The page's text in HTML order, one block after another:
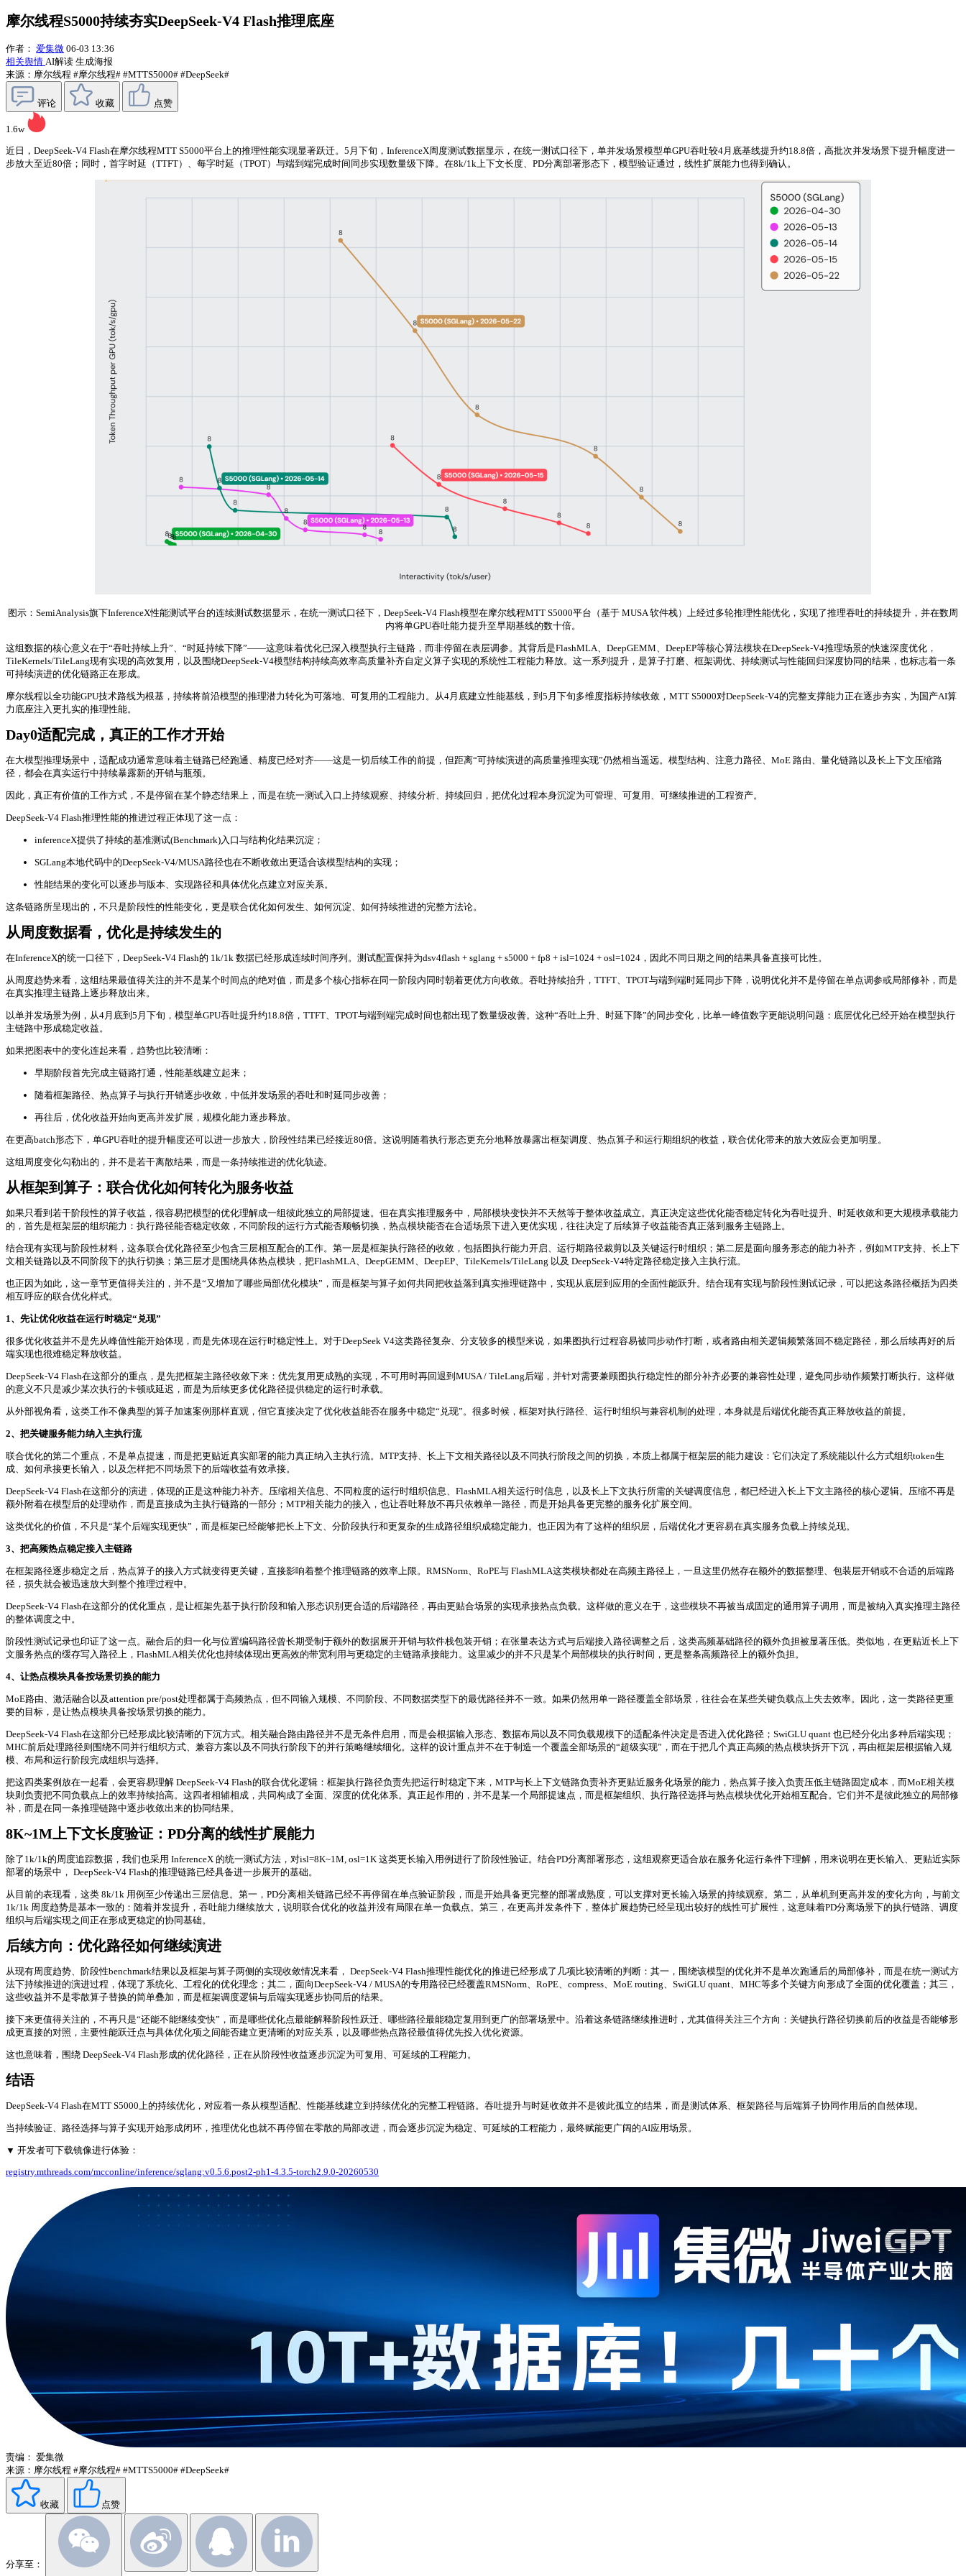
摩尔线程S5000持续夯实DeepSeek-V4 Flash推理底座
作者： 爱集微 06-03 13:36
相关舆情 AI解读 生成海报
来源：摩尔线程 #摩尔线程# #MTTS5000# #DeepSeek#
评论 收藏 点赞
1.6w
近日，DeepSeek-V4 Flash在摩尔线程MTT S5000平台上的推理性能实现显著跃迁。5月下旬，InferenceX周度测试数据显示，在统一测试口径下，单并发场景模型单GPU吞吐较4月底基线提升约18.8倍，高批次并发场景下提升幅度进一
步放大至近80倍；同时，首字时延（TTFT）、每字时延（TPOT）与端到端完成时间同步实现数量级下降。在8k/1k上下文长度、PD分离部署形态下，模型验证通过，线性扩展能力也得到确认。
图示：SemiAnalysis旗下InferenceX性能测试平台的连续测试数据显示，在统一测试口径下，DeepSeek-V4 Flash模型在摩尔线程MTT S5000平台（基于 MUSA 软件栈）上经过多轮推理性能优化，实现了推理吞吐的持续提升，并在数周
内将单GPU吞吐能力提升至早期基线的数十倍。
这组数据的核心意义在于“吞吐持续上升”、“时延持续下降”——这意味着优化已深入模型执行主链路，而非停留在表层调参。其背后是FlashMLA、DeepGEMM、DeepEP等核心算法模块在DeepSeek-V4推理场景的快速深度优化，
TileKernels/TileLang现有实现的高效复用，以及围绕DeepSeek-V4模型结构持续高效率高质量补齐自定义算子实现的系统性工程能力释放。这一系列提升，是算子打磨、框架调优、持续测试与性能回归深度协同的结果，也标志着一条
可持续演进的优化链路正在形成。
摩尔线程以全功能GPU技术路线为根基，持续将前沿模型的推理潜力转化为可落地、可复用的工程能力。从4月底建立性能基线，到5月下旬多维度指标持续收敛，MTT S5000对DeepSeek-V4的完整支撑能力正在逐步夯实，为国产AI算
力底座注入更扎实的推理性能。
Day0适配完成，真正的工作才开始
在大模型推理场景中，适配成功通常意味着主链路已经跑通、精度已经对齐——这是一切后续工作的前提，但距离“可持续演进的高质量推理实现”仍然相当遥远。模型结构、注意力路径、MoE 路由、量化链路以及长上下文压缩路
径，都会在真实运行中持续暴露新的开销与瓶颈。
因此，真正有价值的工作方式，不是停留在某个静态结果上，而是在统一测试入口上持续观察、持续分析、持续回归，把优化过程本身沉淀为可管理、可复用、可继续推进的工程资产。
DeepSeek-V4 Flash推理性能的推进过程正体现了这一点：
inferenceX提供了持续的基准测试(Benchmark)入口与结构化结果沉淀；
SGLang本地代码中的DeepSeek-V4/MUSA路径也在不断收敛出更适合该模型结构的实现；
性能结果的变化可以逐步与版本、实现路径和具体优化点建立对应关系。
这条链路所呈现出的，不只是阶段性的性能变化，更是联合优化如何发生、如何沉淀、如何持续推进的完整方法论。
从周度数据看，优化是持续发生的
在InferenceX的统一口径下，DeepSeek-V4 Flash的 1k/1k 数据已经形成连续时间序列。测试配置保持为dsv4flash + sglang + s5000 + fp8 + isl=1024 + osl=1024，因此不同日期之间的结果具备直接可比性。
从周度趋势来看，这组结果最值得关注的并不是某个时间点的绝对值，而是多个核心指标在同一阶段内同时朝着更优方向收敛。吞吐持续抬升，TTFT、TPOT与端到端时延同步下降，说明优化并不是停留在单点调参或局部修补，而是
在真实推理主链路上逐步释放出来。
以单并发场景为例，从4月底到5月下旬，模型单GPU吞吐提升约18.8倍，TTFT、TPOT与端到端完成时间也都出现了数量级改善。这种“吞吐上升、时延下降”的同步变化，比单一峰值数字更能说明问题：底层优化已经开始在模型执行
主链路中形成稳定收益。
如果把图表中的变化连起来看，趋势也比较清晰：
早期阶段首先完成主链路打通，性能基线建立起来；
随着框架路径、热点算子与执行开销逐步收敛，中低并发场景的吞吐和时延同步改善；
再往后，优化收益开始向更高并发扩展，规模化能力逐步释放。
在更高batch形态下，单GPU吞吐的提升幅度还可以进一步放大，阶段性结果已经接近80倍。这说明随着执行形态更充分地释放暴露出框架调度、热点算子和运行期组织的收益，联合优化带来的放大效应会更加明显。
这组周度变化勾勒出的，并不是若干离散结果，而是一条持续推进的优化轨迹。
从框架到算子：联合优化如何转化为服务收益
如果只看到若干阶段性的算子收益，很容易把模型的优化理解成一组彼此独立的局部提速。但在真实推理服务中，局部模块变快并不天然等于整体收益成立。真正决定这些优化能否稳定转化为吞吐提升、时延收敛和更大规模承载能力
的，首先是框架层的组织能力：执行路径能否稳定收敛，不同阶段的运行方式能否顺畅切换，热点模块能否在合适场景下进入更优实现，往往决定了后续算子收益能否真正落到服务主链路上。
结合现有实现与阶段性材料，这条联合优化路径至少包含三层相互配合的工作。第一层是框架执行路径的收敛，包括图执行能力开启、运行期路径裁剪以及关键运行时组织；第二层是面向服务形态的能力补齐，例如MTP支持、长上下
文相关链路以及不同阶段下的执行切换；第三层才是围绕具体热点模块，把FlashMLA、DeepGEMM、DeepEP、TileKernels/TileLang 以及 DeepSeek-V4特定路径稳定接入主执行流。
也正因为如此，这一章节更值得关注的，并不是“又增加了哪些局部优化模块”，而是框架与算子如何共同把收益落到真实推理链路中，实现从底层到应用的全面性能跃升。结合现有实现与阶段性测试记录，可以把这条路径概括为四类
相互呼应的联合优化样式。
1、先让优化收益在运行时稳定“兑现”
很多优化收益并不是先从峰值性能开始体现，而是先体现在运行时稳定性上。对于DeepSeek V4这类路径复杂、分支较多的模型来说，如果图执行过程容易被同步动作打断，或者路由相关逻辑频繁落回不稳定路径，那么后续再好的后
端实现也很难稳定释放收益。
DeepSeek-V4 Flash在这部分的重点，是先把框架主路径收敛下来：优先复用更成熟的实现，不可用时再回退到MUSA / TileLang后端，并针对需要兼顾图执行稳定性的部分补齐必要的兼容性处理，避免同步动作频繁打断执行。这样做
的意义不只是减少某次执行的卡顿或延迟，而是为后续更多优化路径提供稳定的运行时承载。
从外部视角看，这类工作不像典型的算子加速案例那样直观，但它直接决定了优化收益能否在服务中稳定“兑现”。很多时候，框架对执行路径、运行时组织与兼容机制的处理，本身就是后端优化能否真正释放收益的前提。
2、把关键服务能力纳入主执行流
联合优化的第二个重点，不是单点提速，而是把更贴近真实部署的能力真正纳入主执行流。MTP支持、长上下文相关路径以及不同执行阶段之间的切换，本质上都属于框架层的能力建设：它们决定了系统能以什么方式组织token生
成、如何承接更长输入，以及怎样把不同场景下的后端收益有效承接。
DeepSeek-V4 Flash在这部分的演进，体现的正是这种能力补齐。压缩相关信息、不同粒度的运行时组织信息、FlashMLA相关运行时信息，以及长上下文执行所需的关键调度信息，都已经进入长上下文主路径的核心逻辑。压缩不再是
额外附着在模型后的处理动作，而是直接成为主执行链路的一部分；MTP相关能力的接入，也让吞吐释放不再只依赖单一路径，而是开始具备更完整的服务化扩展空间。
这类优化的价值，不只是“某个后端实现更快”，而是框架已经能够把长上下文、分阶段执行和更复杂的生成路径组织成稳定能力。也正因为有了这样的组织层，后端优化才更容易在真实服务负载上持续兑现。
3、把高频热点稳定接入主链路
在框架路径逐步稳定之后，热点算子的接入方式就变得更关键，直接影响着整个推理链路的效率上限。RMSNorm、RoPE与 FlashMLA这类模块都处在高频主路径上，一旦这里仍然存在额外的数据整理、包装层开销或不合适的后端路
径，损失就会被迅速放大到整个推理过程中。
DeepSeek-V4 Flash在这部分的优化重点，是让框架先基于执行阶段和输入形态识别更合适的后端路径，再由更贴合场景的实现承接热点负载。这样做的意义在于，这些模块不再被当成固定的通用算子调用，而是被纳入真实推理主路径
的整体调度之中。
阶段性测试记录也印证了这一点。融合后的归一化与位置编码路径曾长期受制于额外的数据展开开销与软件栈包装开销；在张量表达方式与后端接入路径调整之后，这类高频基础路径的额外负担被显著压低。类似地，在更贴近长上下
文服务热点的缓存写入路径上，FlashMLA相关优化也持续体现出更高效的带宽利用与更稳定的主链路承接能力。这里减少的并不只是某个局部模块的执行时间，更是整条高频路径上的额外负担。
4、让热点模块具备按场景切换的能力
MoE路由、激活融合以及attention pre/post处理都属于高频热点，但不同输入规模、不同阶段、不同数据类型下的最优路径并不一致。如果仍然用单一路径覆盖全部场景，往往会在某些关键负载点上失去效率。因此，这一类路径更重
要的目标，是让热点模块具备按场景切换的能力。
DeepSeek-V4 Flash在这部分已经形成比较清晰的下沉方式。相关融合路由路径并不是无条件启用，而是会根据输入形态、数据布局以及不同负载规模下的适配条件决定是否进入优化路径；SwiGLU quant 也已经分化出多种后端实现；
MHC前后处理路径则围绕不同并行组织方式、兼容方案以及不同执行阶段下的并行策略继续细化。这样的设计重点并不在于制造一个覆盖全部场景的“超级实现”，而在于把几个真正高频的热点模块拆开下沉，再由框架层根据输入规
模、布局和运行阶段完成组织与选择。
把这四类案例放在一起看，会更容易理解 DeepSeek-V4 Flash的联合优化逻辑：框架执行路径负责先把运行时稳定下来，MTP与长上下文链路负责补齐更贴近服务化场景的能力，热点算子接入负责压低主链路固定成本，而MoE相关模
块则负责把不同负载点上的效率持续抬高。这四者相辅相成，共同构成了全面、深度的优化体系。真正起作用的，并不是某一个局部提速点，而是框架组织、执行路径选择与热点模块优化开始相互配合。它们并不是彼此独立的局部修
补，而是在同一条推理链路中逐步收敛出来的协同结果。
8K~1M上下文长度验证：PD分离的线性扩展能力
除了1k/1k的周度追踪数据，我们也采用 InferenceX 的统一测试方法，对isl=8K~1M, osl=1K 这类更长输入用例进行了阶段性验证。结合PD分离部署形态，这组观察更适合放在服务化运行条件下理解，用来说明在更长输入、更贴近实际
部署的场景中， DeepSeek-V4 Flash的推理链路已经具备进一步展开的基础。
从目前的表现看，这类 8k/1k 用例至少传递出三层信息。第一，PD分离相关链路已经不再停留在单点验证阶段，而是开始具备更完整的部署成熟度，可以支撑对更长输入场景的持续观察。第二，从单机到更高并发的变化方向，与前文
1k/1k 周度趋势是基本一致的：随着并发提升，吞吐能力继续放大，说明联合优化的收益并没有局限在单一负载点。第三，在更高并发条件下，整体扩展趋势已经呈现出较好的线性可扩展性，这意味着PD分离场景下的执行链路、调度
组织与后端实现之间正在形成更稳定的协同基础。
后续方向：优化路径如何继续演进
从现有周度趋势、阶段性benchmark结果以及框架与算子两侧的实现收敛情况来看， DeepSeek-V4 Flash推理性能优化的推进已经形成了几项比较清晰的判断：其一，围绕该模型的优化并不是单次跑通后的局部修补，而是在统一测试方
法下持续推进的演进过程，体现了系统化、工程化的优化理念；其二，面向DeepSeek-V4 / MUSA的专用路径已经覆盖RMSNorm、RoPE、compress、MoE routing、SwiGLU quant、MHC等多个关键方向形成了全面的优化覆盖；其三，
这些收益并不是零散算子替换的简单叠加，而是框架调度逻辑与后端实现逐步协同后的结果。
接下来更值得关注的，不再只是“还能不能继续变快”，而是哪些优化点最能解释阶段性跃迁、哪些路径最能稳定复用到更广的部署场景中。沿着这条链路继续推进时，尤其值得关注三个方向：关键执行路径切换前后的收益是否能够形
成更直接的对照，主要性能跃迁点与具体优化项之间能否建立更清晰的对应关系，以及哪些热点路径最值得优先投入优化资源。
这也意味着，围绕 DeepSeek-V4 Flash形成的优化路径，正在从阶段性收益逐步沉淀为可复用、可延续的工程能力。
结语
DeepSeek-V4 Flash在MTT S5000上的持续优化，对应着一条从模型适配、性能基线建立到持续优化的完整工程链路。吞吐提升与时延收敛并不是彼此孤立的结果，而是测试体系、框架路径与后端算子协同作用后的自然体现。
当持续验证、路径选择与算子实现开始形成闭环，推理优化也就不再停留在零散的局部改进，而会逐步沉淀为稳定、可延续的工程能力，最终赋能更广阔的AI应用场景。
▼ 开发者可下载镜像进行体验：
registry.mthreads.com/mcconline/inference/sglang:v0.5.6.post2-ph1-4.3.5-torch2.9.0-20260530
责编： 爱集微
来源：摩尔线程 #摩尔线程# #MTTS5000# #DeepSeek#
收藏 点赞
分享至：